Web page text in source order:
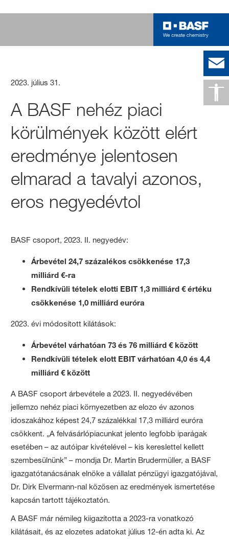
2023. július 31.
A BASF nehéz piaci
körülmények között elért
eredménye jelentosen
elmarad a tavalyi azonos,
eros negyedévtol
BASF csoport, 2023. II. negyedév:
Árbevétel 24,7 százalékos csökkenése 17,3
milliárd €-ra
Rendkívüli tételek elotti EBIT 1,3 milliárd € értéku
csökkenése 1,0 milliárd euróra
2023. évi módosított kilátások:
Árbevétel várhatóan 73 és 76 milliárd € között
Rendkívüli tételek elott EBIT várhatóan 4,0 és 4,4
milliárd € között
A BASF csoport árbevétele a 2023. II. negyedévében
jellemzo nehéz piaci környezetben az elozo év azonos
idoszakához képest 24,7 százalékkal 17,3 milliárd euróra
csökkent. „A felvásárlópiacunkat jelento legfobb iparágak
esetében – az autóipar kivételével – kis kereslettel kellett
szembesülnünk” – mondja Dr. Martin Brudermüller, a BASF
igazgatótanácsának elnöke a vállalat pénzügyi igazgatójával,
Dr. Dirk Elvermann-nal közösen az eredmények ismertetése
kapcsán tartott tájékoztatón.
A BASF már némileg kiigazította a 2023-ra vonatkozó
kilátásait, és az elozetes adatokat július 12-én adta ki. Az